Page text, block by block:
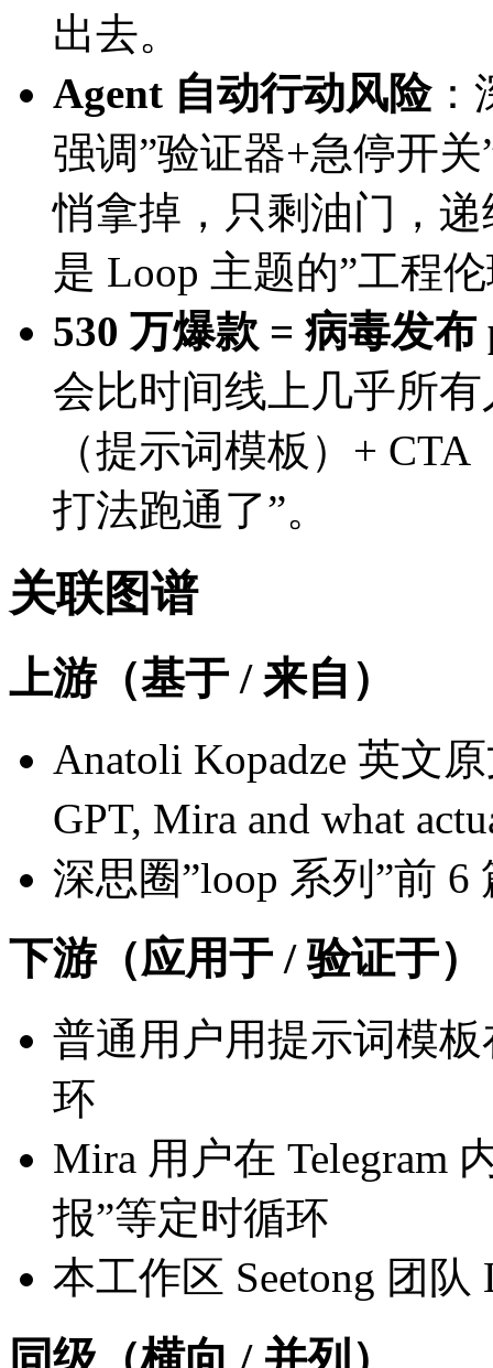
出去。
Agent 自动行动风险：
强调”验证器+急停开
悄拿掉，只剩油门，
是 Loop 主题的”工程
530 万爆款 = 病毒发布
会比时间线上几乎所
（提示词模板）+
打法跑通了”。
关联图谱
上游（基于 / 来自）
Anatoli Kopadze 英文
GPT, Mira and what
深思圈”loop 系列”前 6
下游（应用于 / 验证于）
普通用户用提示词模板
环
Mira 用户在 Telegram
报”等定时循环
本工作区 Seetong 团